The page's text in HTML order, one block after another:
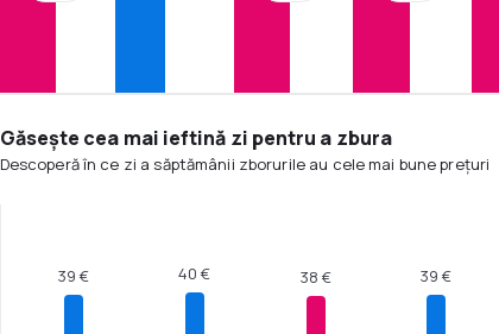
Găsește cea mai ieftină zi pentru a zbura
Descoperă în ce zi a săptămânii zborurile au cele mai bune prețuri
39 € 40 € 38 € 39 €